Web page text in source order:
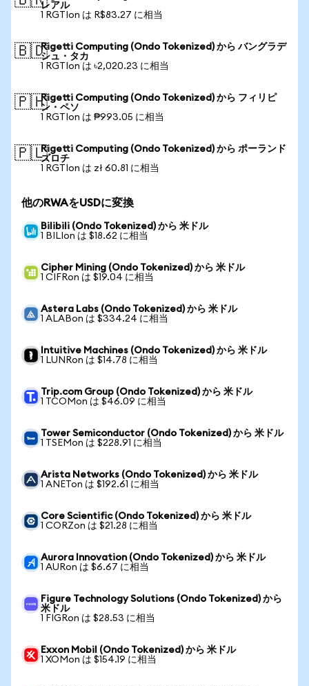
レアル
1 RGTIon は R$83.27 に相当
🇧🇩Rigetti Computing (Ondo Tokenized) から バングラデ
シュ・タカ
1 RGTIon は ৳2,020.23 に相当
🇵🇭Rigetti Computing (Ondo Tokenized) から フィリピ
ン・ペソ
1 RGTIon は ₱993.05 に相当
🇵🇱Rigetti Computing (Ondo Tokenized) から ポーランド
ズロチ
1 RGTIon は zł 60.81 に相当
他のRWAをUSDに変換
Bilibili (Ondo Tokenized) から 米ドル
1 BILIon は $18.62 に相当
Cipher Mining (Ondo Tokenized) から 米ドル
1 CIFRon は $19.04 に相当
Astera Labs (Ondo Tokenized) から 米ドル
1 ALABon は $334.24 に相当
Intuitive Machines (Ondo Tokenized) から 米ドル
1 LUNRon は $14.78 に相当
Trip.com Group (Ondo Tokenized) から 米ドル
1 TCOMon は $46.09 に相当
Tower Semiconductor (Ondo Tokenized) から 米ドル
1 TSEMon は $228.91 に相当
Arista Networks (Ondo Tokenized) から 米ドル
1 ANETon は $192.61 に相当
Core Scientific (Ondo Tokenized) から 米ドル
1 CORZon は $21.28 に相当
Aurora Innovation (Ondo Tokenized) から 米ドル
1 AURon は $6.67 に相当
Figure Technology Solutions (Ondo Tokenized) から
米ドル
1 FIGRon は $28.53 に相当
Exxon Mobil (Ondo Tokenized) から 米ドル
1 XOMon は $154.19 に相当